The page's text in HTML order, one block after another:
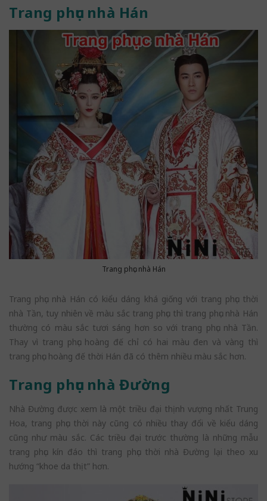
Trang phục nhà Hán
Trang phục nhà Hán
Trang phục nhà Hán có kiểu dáng khá giống với trang phục thời
nhà Tần, tuy nhiên về màu sắc trang phục thì trang phục nhà Hán
thường có màu sắc tươi sáng hơn so với trang phục nhà Tần.
Thay vì trang phục hoàng đế chỉ có hai màu đen và vàng thì
trang phục hoàng đế thời Hán đã có thêm nhiều màu sắc hơn.
Trang phục nhà Đường
Nhà Đường được xem là một triều đại thịnh vượng nhất Trung
Hoa, trang phục thời này cũng có nhiều thay đổi về kiểu dáng
cũng như màu sắc. Các triều đại trước thường là những mẫu
trang phục kín đáo thì trang phục thời nhà Đường lại theo xu
hướng “khoe da thịt” hơn.